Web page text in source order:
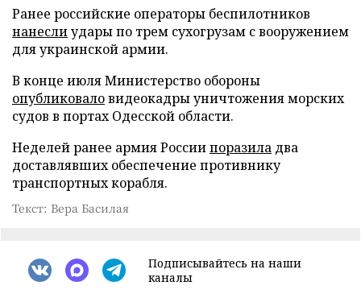
Ранее российские операторы беспилотников
нанеслиудары по трем сухогрузам с вооружением
для украинской армии.
В конце июля Министерство обороны
опубликоваловидеокадры уничтожения морских
судов в портах Одесской области.
Неделей ранее армия Россиипоразила два
доставлявших обеспечение противнику
транспортных корабля.
Текст: Вера Басилая
Подписывайтесь на наши
каналы